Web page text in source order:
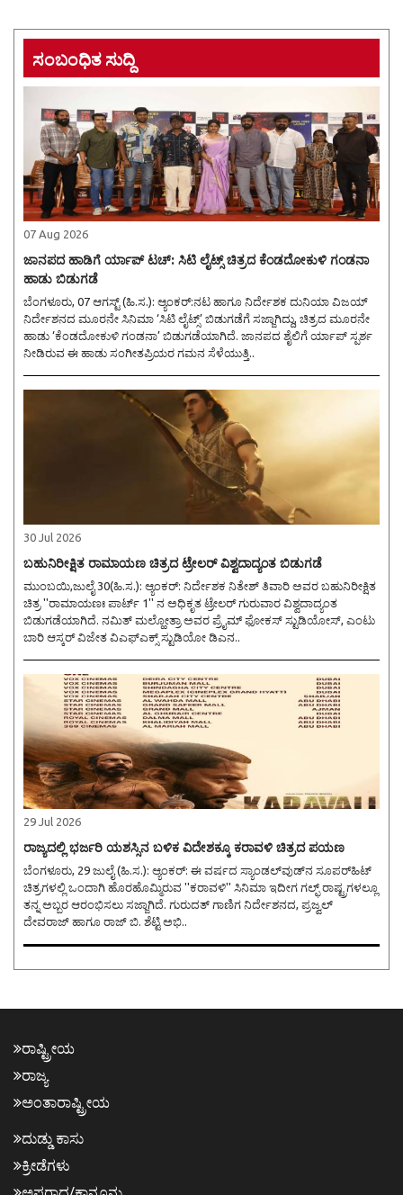
ಸಂಬಂಧಿತ ಸುದ್ದಿ
07 Aug 2026
ಜಾನಪದ ಹಾಡಿಗೆ ರ್ಯಾಪ್ ಟಚ್: ಸಿಟಿ ಲೈಟ್ಸ್ ಚಿತ್ರದ ಕೆಂಡದೋಕುಳಿ ಗಂಡನಾ
ಹಾಡು ಬಿಡುಗಡೆ
ಬೆಂಗಳೂರು, 07 ಆಗಸ್ಟ್ (ಹಿ.ಸ.): ಆ್ಯಂಕರ್:ನಟ ಹಾಗೂ ನಿರ್ದೇಶಕ ದುನಿಯಾ ವಿಜಯ್
ನಿರ್ದೇಶನದ ಮೂರನೇ ಸಿನಿಮಾ ‘ಸಿಟಿ ಲೈಟ್ಸ್’ ಬಿಡುಗಡೆಗೆ ಸಜ್ಜಾಗಿದ್ದು, ಚಿತ್ರದ ಮೂರನೇ
ಹಾಡು ‘ಕೆಂಡದೋಕುಳಿ ಗಂಡನಾ’ ಬಿಡುಗಡೆಯಾಗಿದೆ. ಜಾನಪದ ಶೈಲಿಗೆ ರ್ಯಾಪ್ ಸ್ಪರ್ಶ
ನೀಡಿರುವ ಈ ಹಾಡು ಸಂಗೀತಪ್ರಿಯರ ಗಮನ ಸೆಳೆಯುತ್ತಿ..
30 Jul 2026
ಬಹುನಿರೀಕ್ಷಿತ ರಾಮಾಯಣ ಚಿತ್ರದ ಟ್ರೇಲರ್ ವಿಶ್ವದಾದ್ಯಂತ ಬಿಡುಗಡೆ
ಮುಂಬಯಿ,ಜುಲೈ 30(ಹಿ.ಸ.): ಆ್ಯಂಕರ್: ನಿರ್ದೇಶಕ ನಿತೇಶ್ ತಿವಾರಿ ಅವರ ಬಹುನಿರೀಕ್ಷಿತ
ಚಿತ್ರ ''ರಾಮಾಯಣಃ ಪಾರ್ಟ್ 1'' ನ ಅಧಿಕೃತ ಟ್ರೇಲರ್ ಗುರುವಾರ ವಿಶ್ವದಾದ್ಯಂತ
ಬಿಡುಗಡೆಯಾಗಿದೆ. ನಮಿತ್ ಮಲ್ಹೋತ್ರಾ ಅವರ ಪ್ರೈಮ್ ಫೋಕಸ್ ಸ್ಟುಡಿಯೋಸ್, ಎಂಟು
ಬಾರಿ ಆಸ್ಕರ್ ವಿಜೇತ ವಿಎಫ್ಎಕ್ಸ್ ಸ್ಟುಡಿಯೋ ಡಿಎನ..
29 Jul 2026
ರಾಜ್ಯದಲ್ಲಿ ಭರ್ಜರಿ ಯಶಸ್ಸಿನ ಬಳಿಕ ವಿದೇಶಕ್ಕೂ ಕರಾವಳಿ ಚಿತ್ರದ ಪಯಣ
ಬೆಂಗಳೂರು, 29 ಜುಲೈ (ಹಿ.ಸ.): ಆ್ಯಂಕರ್: ಈ ವರ್ಷದ ಸ್ಯಾಂಡಲ್‌ವುಡ್‌ನ ಸೂಪರ್‌ಹಿಟ್
ಚಿತ್ರಗಳಲ್ಲಿ ಒಂದಾಗಿ ಹೊರಹೊಮ್ಮಿರುವ ''ಕರಾವಳಿ'' ಸಿನಿಮಾ ಇದೀಗ ಗಲ್ಫ್‌ ರಾಷ್ಟ್ರಗಳಲ್ಲೂ
ತನ್ನ ಅಬ್ಬರ ಆರಂಭಿಸಲು ಸಜ್ಜಾಗಿದೆ. ಗುರುದತ್ ಗಾಣಿಗ ನಿರ್ದೇಶನದ, ಪ್ರಜ್ವಲ್
ದೇವರಾಜ್ ಹಾಗೂ ರಾಜ್ ಬಿ. ಶೆಟ್ಟಿ ಅಭಿ..
ರಾಷ್ಟ್ರೀಯ
ರಾಜ್ಯ
ಅಂತಾರಾಷ್ಟ್ರೀಯ
ದುಡ್ಡು ಕಾಸು
ಕ್ರೀಡೆಗಳು